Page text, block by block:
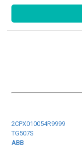
2CPX010054R9999
TG507S
ABB